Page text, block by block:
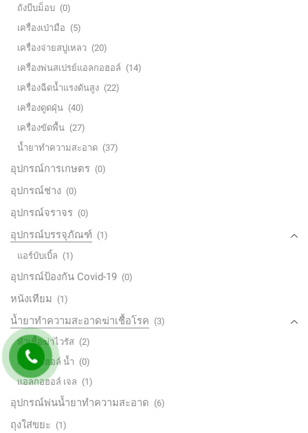
ถังบีบม็อบ (0)
เครื่องเป่ามือ (5)
เครื่องจ่ายสบู่เหลว (20)
เครื่องพ่นสเปรย์แอลกอฮอล์ (14)
เครื่องฉีดน้ำแรงดันสูง (22)
เครื่องดูดฝุ่น (40)
เครื่องขัดพื้น (27)
น้ำยาทำความสะอาด (37)
อุปกรณ์การเกษตร (0)
อุปกรณ์ช่าง (0)
อุปกรณ์จราจร (0)
อุปกรณ์บรรจุภัณฑ์ (1)
แอร์บับเบิ้ล (1)
อุปกรณ์ป้องกัน Covid-19 (0)
หนังเทียม (1)
น้ำยาทำความสะอาดฆ่าเชื้อโรค (3)
หัวเชื้อฆ่าไวรัส (2)
แอลกอฮอล์ น้ำ (0)
แอลกอฮอล์ เจล (1)
อุปกรณ์พ่นน้ำยาทำความสะอาด (6)
ถุงใส่ขยะ (1)